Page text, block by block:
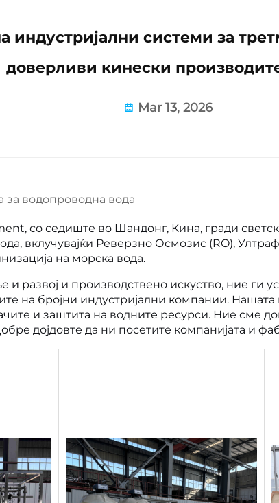
индустријални системи за
доверливи кинески
Mar 13, 2026
за водопроводна вода
со седиште во Шандонг, Кина, гради
вклучувајќи Реверзно Осмозис (RO),
на морска вода.
и развој и производствено искуство, ние ги
на бројни индустријални компании.
и заштита на водните ресурси. Ние сме
дојдовте да ни посетите компанијата и